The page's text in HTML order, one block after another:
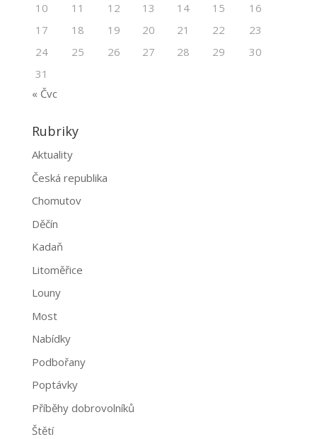
10
11 12 13 14 15
16
17
18 19 20 21 22
23
24
25 26 27 28 29
30
31
« Čvc
Rubriky
Aktuality
Česká republika
Chomutov
Děčín
Kadaň
Litoměřice
Louny
Most
Nabídky
Podbořany
Poptávky
Příběhy dobrovolníků
Štětí